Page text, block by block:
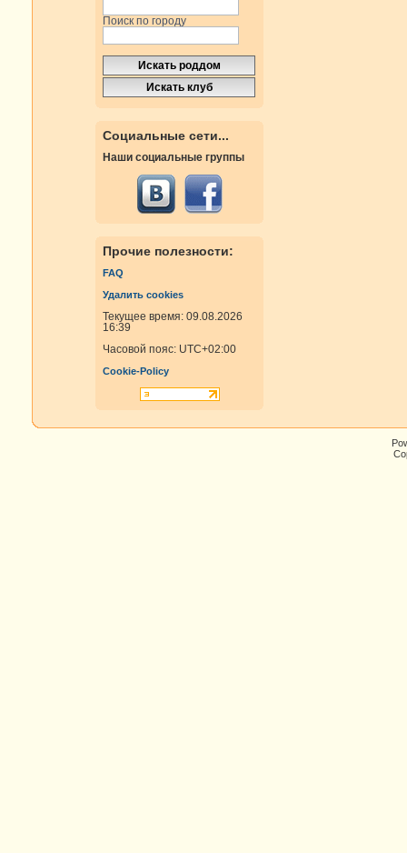
Поиск по городу
Социальные сети...
Наши социальные группы
Прочие полезности:
FAQ
Удалить cookies
Текущее время: 09.08.2026
16:39
Часовой пояс: UTC+02:00
Cookie-Policy